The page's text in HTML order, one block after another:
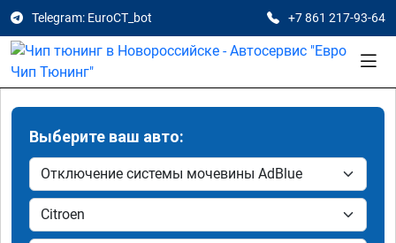
Telegram: EuroCT_bot +7 861 217-93-64
Выберите ваш авто: